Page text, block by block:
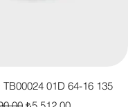
01D 64-16 135
Fiyatİndirimli Fiyat